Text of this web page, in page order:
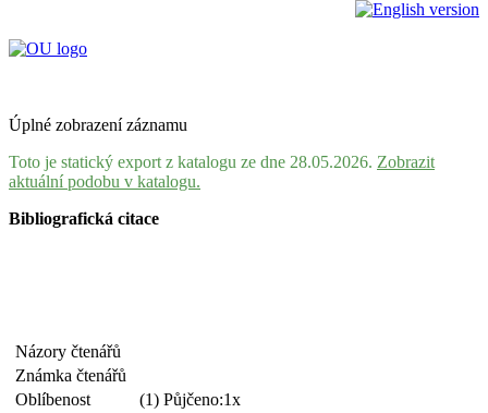
Úplné zobrazení záznamu
Toto je statický export z katalogu ze dne 28.05.2026. Zobrazit
aktuální podobu v katalogu.
Bibliografická citace
Názory čtenářů
Známka čtenářů
Oblíbenost
(1) Půjčeno:1x